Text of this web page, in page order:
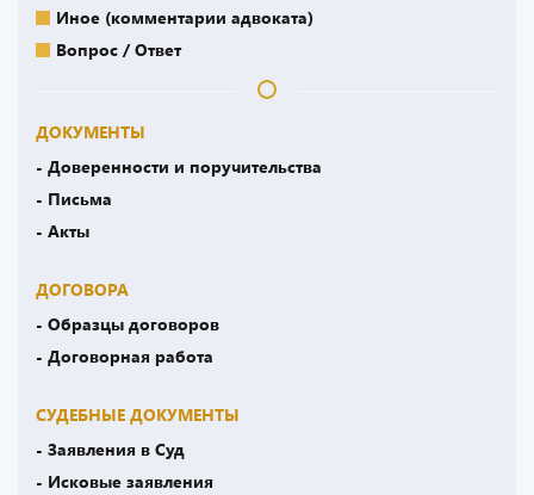
Иное (комментарии адвоката)
Вопрос / Ответ
ДОКУМЕНТЫ
- Доверенности и поручительства
- Письма
- Акты
ДОГОВОРА
- Образцы договоров
- Договорная работа
СУДЕБНЫЕ ДОКУМЕНТЫ
- Заявления в Суд
- Исковые заявления